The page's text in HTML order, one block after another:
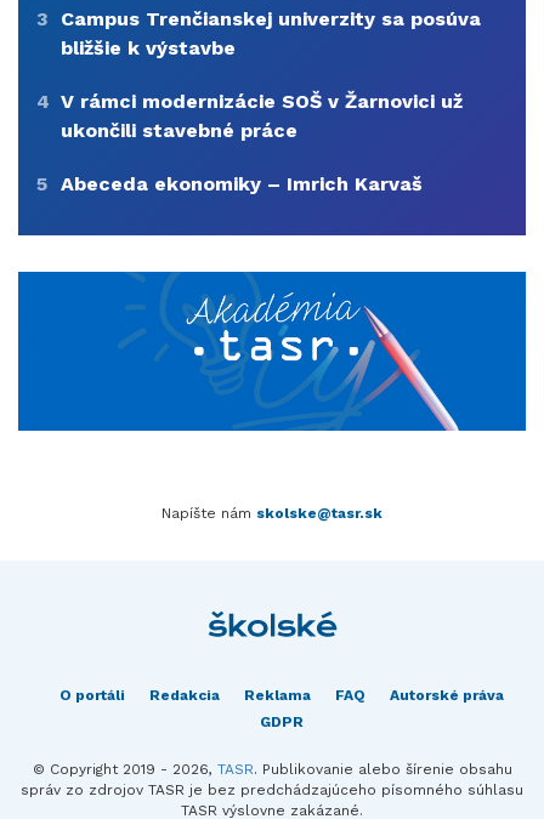
3
Campus Trenčianskej univerzity sa posúva
bližšie k výstavbe
4 V rámci modernizácie SOŠ v Žarnovici už
ukončili stavebné práce
5 Abeceda ekonomiky – Imrich Karvaš
Napíšte nám skolske@tasr.sk
O portáli Redakcia Reklama FAQ
Autorské práva
GDPR
© Copyright 2019 - 2026, TASR. Publikovanie alebo šírenie obsahu
správ zo zdrojov TASR je bez predchádzajúceho písomného súhlasu
TASR výslovne zakázané.